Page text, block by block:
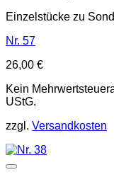
Einzelstücke zu
Nr. 57
26,00 €
Kein
UStG.
zzgl. Versandkosten